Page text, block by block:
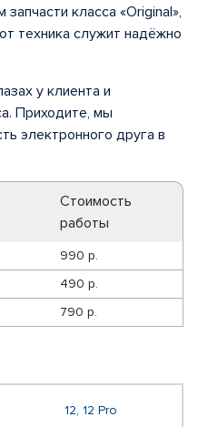
класса «Original»,
техника служит надёжно
у клиента и
Приходите, мы
электронного друга в
Стоимость
работы
990 р.
490 р.
790 р.
12, 12 Pro